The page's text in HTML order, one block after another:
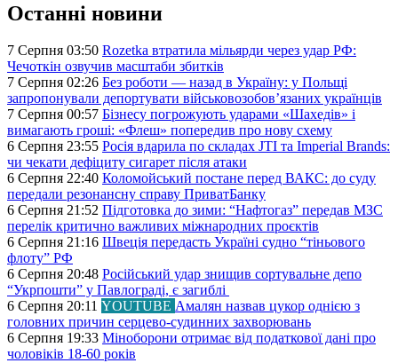
Останні новини
7 Серпня 03:50 Rozetka втратила мільярди через удар РФ:
Чечоткін озвучив масштаби збитків
7 Серпня 02:26 Без роботи — назад в Україну: у Польщі
запропонували депортувати військовозобов’язаних українців
7 Серпня 00:57 Бізнесу погрожують ударами «Шахедів» і
вимагають гроші: «Флеш» попередив про нову схему
6 Серпня 23:55 Росія вдарила по складах JTI та Imperial Brands:
чи чекати дефіциту сигарет після атаки
6 Серпня 22:40 Коломойський постане перед ВАКС: до суду
передали резонансну справу ПриватБанку
6 Серпня 21:52 Підготовка до зими: “Нафтогаз” передав МЗС
перелік критично важливих міжнародних проєктів
6 Серпня 21:16 Швеція передасть Україні судно “тіньового
флоту” РФ
6 Серпня 20:48 Російський удар знищив сортувальне депо
“Укрпошти” у Павлограді, є загиблі
6 Серпня 20:11 YOUTUBE Амалян назвав цукор однією з
головних причин серцево-судинних захворювань
6 Серпня 19:33 Міноборони отримає від податкової дані про
чоловіків 18-60 років